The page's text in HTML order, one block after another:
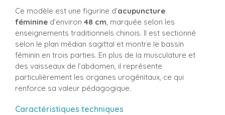
Ce modèle est une figurine d’acupuncture
féminine d’environ 48 cm , marquée selon les
enseignements traditionnels chinois. Il est sectionné
selon le plan médian sagittal et montre le bassin
féminin en trois parties. En plus de la musculature et
des vaisseaux de l’abdomen, il représente
particulièrement les organes urogénitaux, ce qui
renforce sa valeur pédagogique.
Caractéristiques techniques